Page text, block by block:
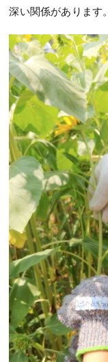
深い関係があります。